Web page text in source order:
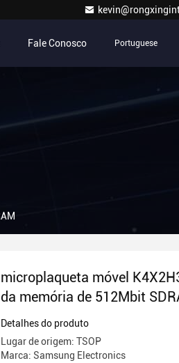
Fale Conosco Portuguese
microplaqueta móvel
da memória de 512Mbit
Detalhes do produto
Lugar de origem: TSOP
Marca: Samsung Electronics